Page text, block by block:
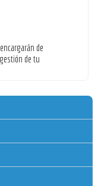
de
de tu